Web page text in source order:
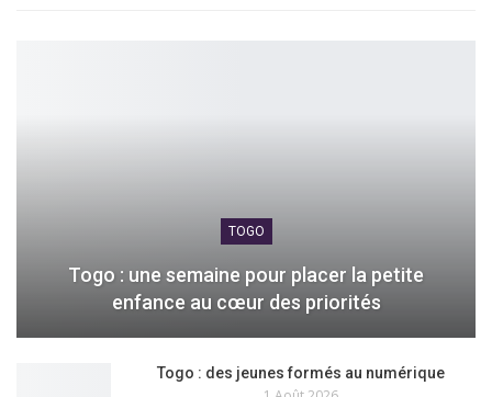
TOGO
Togo : une semaine pour placer la petite
enfance au cœur des priorités
Togo : des jeunes formés au numérique